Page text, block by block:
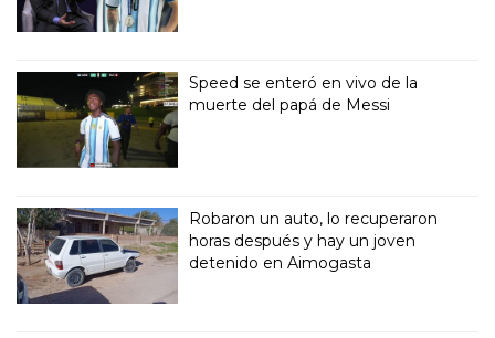
Speed se enteró en vivo de la
muerte del papá de Messi
Robaron un auto, lo recuperaron
horas después y hay un joven
detenido en Aimogasta